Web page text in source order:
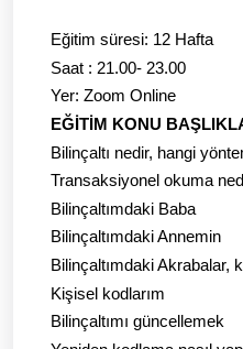
Eğitim süresi: 12 Hafta
Saat : 21.00- 23.00
Yer: Zoom Online
EĞİTİM KONU
Bilinçaltı nedir, hangi
Transaksiyonel okuma
Bilinçaltımdaki Baba
Bilinçaltımdaki Annemin
Bilinçaltımdaki Akrabalar,
Kişisel kodlarım
Bilinçaltımı güncellemek